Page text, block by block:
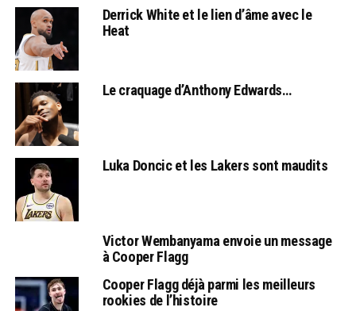
Derrick White et le lien d’âme avec le
Heat
Le craquage d’Anthony Edwards…
Luka Doncic et les Lakers sont maudits
Victor Wembanyama envoie un message
à Cooper Flagg
Cooper Flagg déjà parmi les meilleurs
rookies de l’histoire